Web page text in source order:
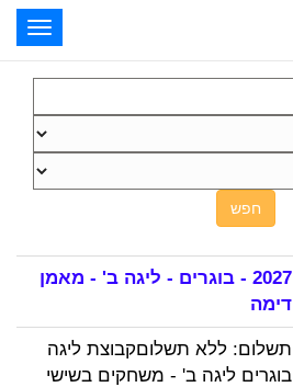
חפש
2027 - בוגרים - ליגה ב' - מאמן
דימה
תשלום: ללא תשלוםקבוצת ליגה
בוגרים ליגה ב' - משחקים בשישי